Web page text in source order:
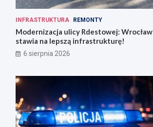
INFRASTRUKTURA REMONTY
Modernizacja ulicy Rdestowej: Wrocław
stawia na lepszą infrastrukturę!
6 sierpnia 2026